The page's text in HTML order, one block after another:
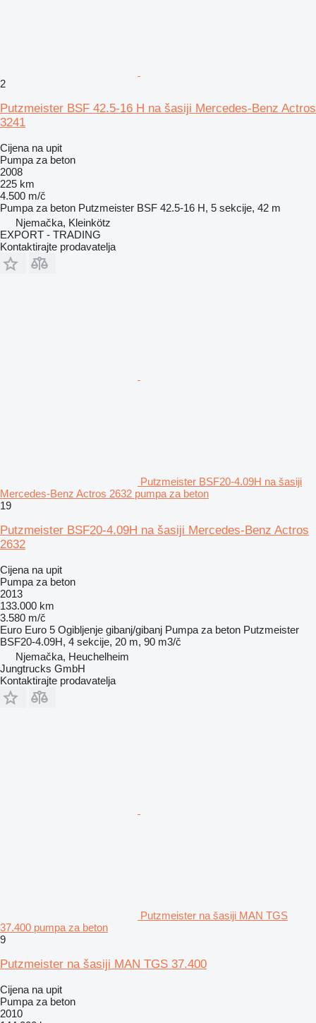
2
Putzmeister BSF 42.5-16 H na šasiji Mercedes-Benz Actros
3241
Cijena na upit
Pumpa za beton
2008
225 km
4.500 m/č
Pumpa za beton Putzmeister BSF 42.5-16 H, 5 sekcije, 42 m
Njemačka, Kleinkötz
EXPORT - TRADING
Kontaktirajte prodavatelja
Putzmeister BSF20-4.09H na šasiji
Mercedes-Benz Actros 2632 pumpa za beton
19
Putzmeister BSF20-4.09H na šasiji Mercedes-Benz Actros
2632
Cijena na upit
Pumpa za beton
2013
133.000 km
3.580 m/č
Euro Euro 5 Ogibljenje gibanj/gibanj Pumpa za beton Putzmeister
BSF20-4.09H, 4 sekcije, 20 m, 90 m3/č
Njemačka, Heuchelheim
Jungtrucks GmbH
Kontaktirajte prodavatelja
Putzmeister na šasiji MAN TGS
37.400 pumpa za beton
9
Putzmeister na šasiji MAN TGS 37.400
Cijena na upit
Pumpa za beton
2010